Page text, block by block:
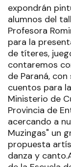
expondrán
alumnos del
Profesora
para la
de títeres,
contaremos
de Paraná,
cuentos para
Ministerio de
Provincia de
acercando a
Muzingas" un
propuesta
danza y